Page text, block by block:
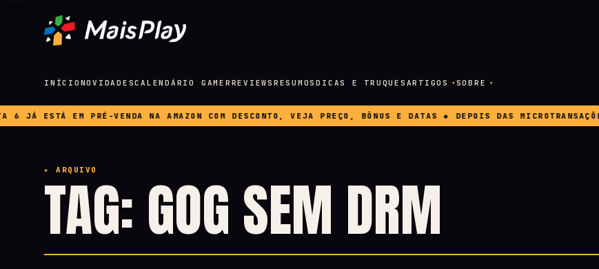
INÍCIO NOVIDADESCALENDÁRIO GAMER REVIEWS RESUMOSDICAS E TRUQUES ARTIGOS SOBRE
ESTÁ EM PRÉ-VENDA NA AMAZON COM DESCONTO, VEJA PREÇO, BÔNUS E DATAS ◆ DEPOIS DAS
▸ ARQUIVO
TAG: GOG SEM DRM